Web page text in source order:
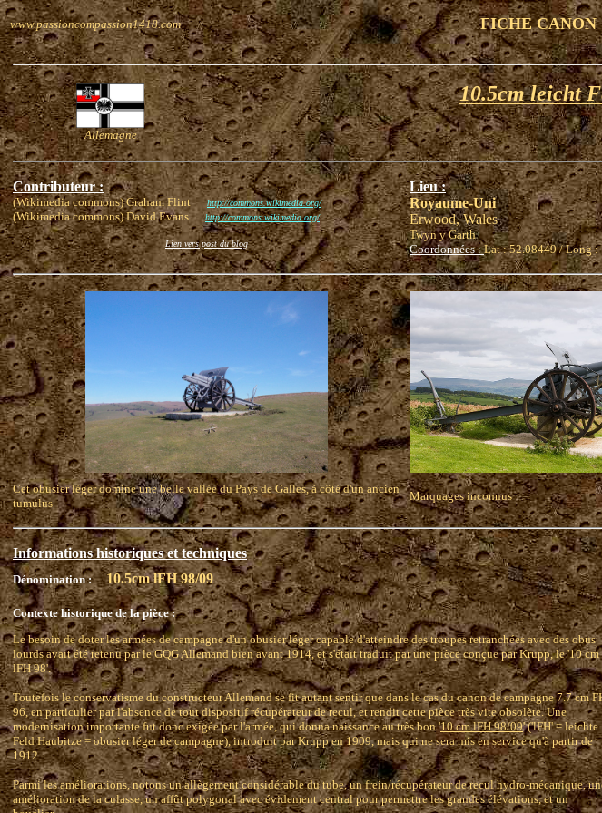
www.passioncompassion1418.com FICHE CANON
Allemagne
10.5cm leicht
Contributeur :
(Wikimedia commons) Graham Flinthttp://commons.wikimedia.org/
(Wikimedia commons) David Evanshttp://commons.wikimedia.org/
Lien vers post du blog
Lieu :
Royaume-Uni
Erwood, Wales
Twyn y Garth
Coordonnées :Lat : 52.08449 / Long :
Cet obusier léger domine une belle vallée du Pays de Galles, à côté d'un ancien
tumulus
Marquages inconnus
Informations historiques et techniques
Dénomination : 10.5cm lFH 98/09
Contexte historique de la pièce :
Le besoin de doter les armées de campagne d'un obusier léger capable d'atteindre des troupes retranchées avec des obus
lourds avait été retenu par le GQG Allemand bien avant 1914, et s'était traduit par une pièce conçue par Krupp, le '10 cm
lFH 98'.
Toutefois le conservatisme du constructeur Allemand se fit autant sentir que dans le cas du canon de campagne 7.7 cm
96, en particulier par l'absence de tout dispositif récupérateur de recul, et rendit cette pièce très vite obsolète. Une
modernisation importante fut donc exigée par l'armée, qui donna naissance au très bon '10 cm lFH 98/09' ('lFH' = leichte
Feld Haubitze = obusier léger de campagne), introduit par Krupp en 1909, mais qui ne sera mis en service qu'à partir de
1912.
Parmi les améliorations, notons un allègement considérable du tube, un frein/récupérateur de recul hydro-mécanique,
amélioration de la culasse, un affût polygonal avec évidement central pour permettre les grandes élévations, et un